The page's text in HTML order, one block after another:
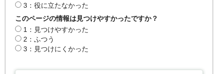
3：役に立たなかった
このページの情報は見つけやすかったですか？
1：見つけやすかった
2：ふつう
3：見つけにくかった